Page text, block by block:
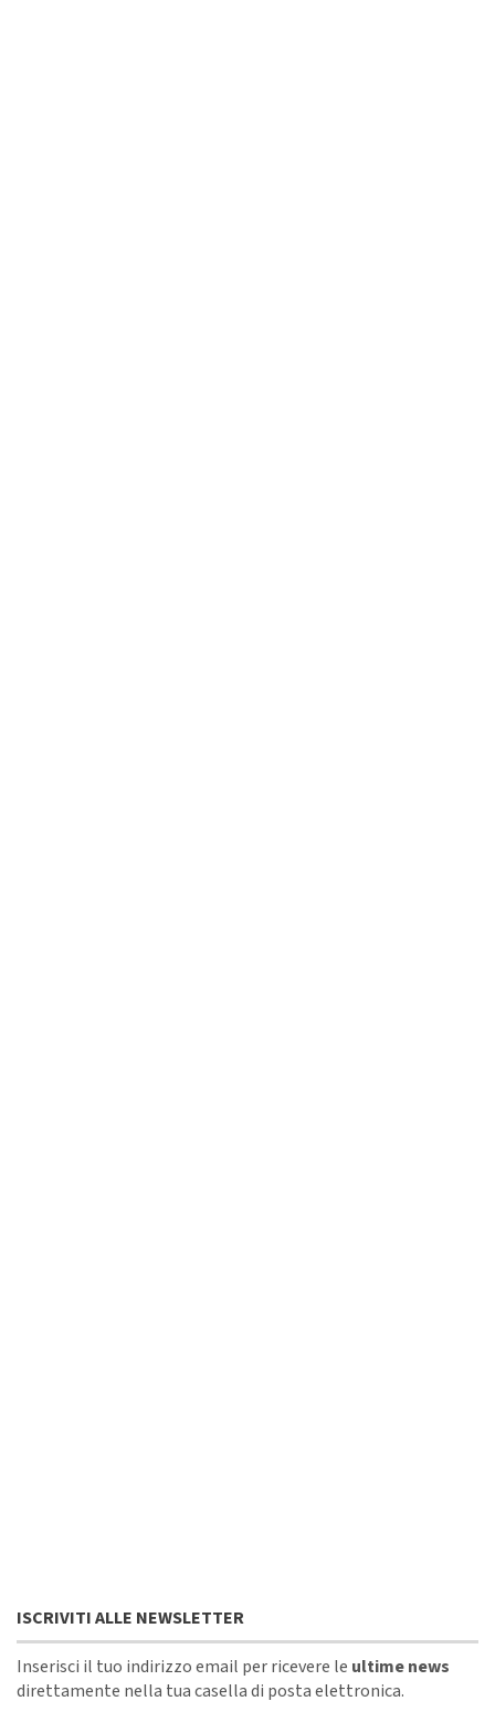
ISCRIVITI ALLE NEWSLETTER
Inserisci il tuo indirizzo email per ricevere le ultime news
direttamente nella tua casella di posta elettronica.